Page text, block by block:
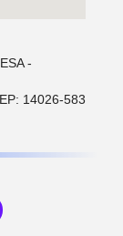
-
14026-583